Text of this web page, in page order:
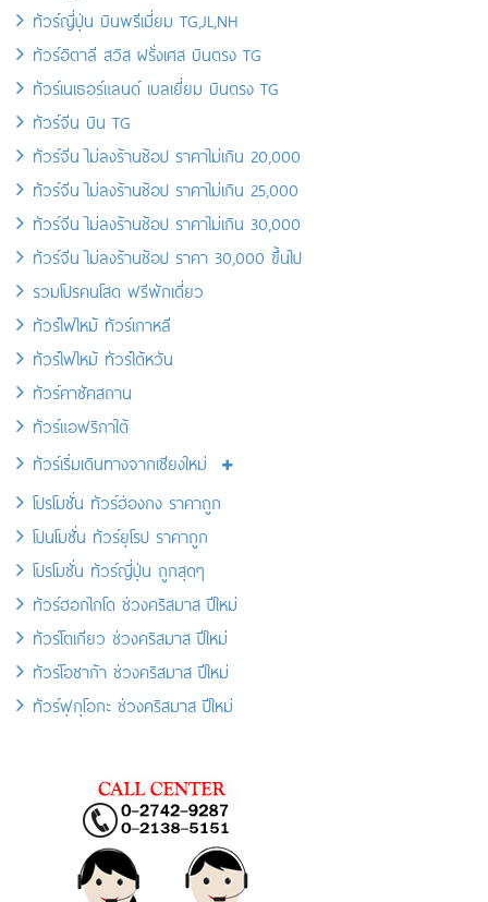
ทัวร์ญี่ปุ่น บินพรีเมี่ยม TG,JL,NH
ทัวร์อิตาลี สวิส ฝรั่งเศส บินตรง TG
ทัวร์เนเธอร์แลนด์ เบลเยี่ยม บินตรง TG
ทัวร์จีน บิน TG
ทัวร์จีน ไม่ลงร้านช้อป ราคาไม่เกิน 20,000
ทัวร์จีน ไม่ลงร้านช้อป ราคาไม่เกิน 25,000
ทัวร์จีน ไม่ลงร้านช้อป ราคาไม่เกิน 30,000
ทัวร์จีน ไม่ลงร้านช้อป ราคา 30,000 ขึ้นไป
รวมโปรคนโสด ฟรีพักเดี่ยว
ทัวร์ไฟไหม้ ทัวร์เกาหลี
ทัวร์ไฟไหม้ ทัวร์ไต้หวัน
ทัวร์คาซัคสถาน
ทัวร์แอฟริกาใต้
ทัวร์เริ่มเดินทางจากเชียงใหม่
โปรโมชั่น ทัวร์ฮ่องกง ราคาถูก
โปนโมชั่น ทัวร์ยุโรป ราคาถูก
โปรโมชั่น ทัวร์ญี่ปุ่น ถูกสุดๆ
ทัวร์ฮอกไกโด ช่วงคริสมาส ปีใหม่
ทัวร์โตเกียว ช่วงคริสมาส ปีใหม่
ทัวร์โอซาก้า ช่วงคริสมาส ปีใหม่
ทัวร์ฟุกุโอกะ ช่วงคริสมาส ปีใหม่